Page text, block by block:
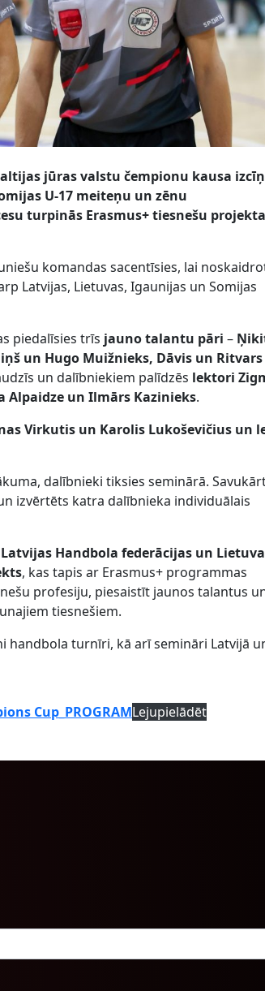
jūras valstu čempionu kausa
U-17 meiteņu un zēnu
turpinās Erasmus+ tiesnešu
komandas sacentīsies, lai
Latvijas, Lietuvas, Igaunijas un Somijas
piedalīsies trīs jauno talantu pāri–
un Hugo Muižnieks, Dāvis un Ritvars
un dalībniekiem palīdzēs lektori
Alpaidze un Ilmārs Kazinieks.
Virkutis un Karolis Lukoševičius un
dalībnieki tiksies seminārā.
izvērtēts katra dalībnieka individuālais
Handbola federācijas un
, kas tapis ar Erasmus+ programmas
profesiju, piesaistīt jaunos talantus
tiesnešiem.
handbola turnīri, kā arī semināri Latvijā
Cup_PROGRAMLejupielādēt